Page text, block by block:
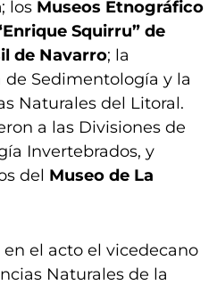
; los Museos Etnográfico
Squirru” de
de Navarro; la
Sedimentología y la
Naturales del Litoral.
a las Divisiones de
Invertebrados, y
del Museo de La
el acto el vicedecano
Naturales de la